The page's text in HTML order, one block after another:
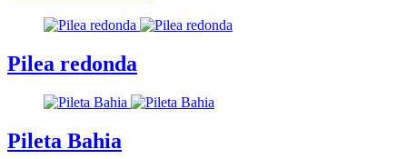
Pilea redonda
Pileta Bahia